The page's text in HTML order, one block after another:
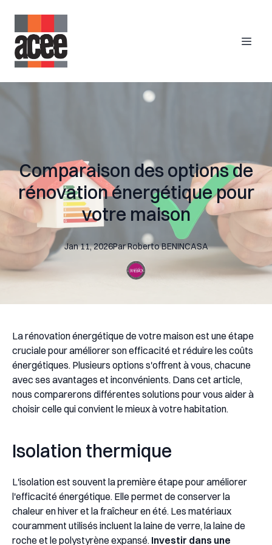
Comparaison des options de
rénovation énergétique pour
votre maison
Jan 11, 2026ParRobertoBENINCASA
La rénovation énergétique de votre maison est une étape
cruciale pour améliorer son efficacité et réduire les coûts
énergétiques. Plusieurs options s'offrent à vous, chacune
avec ses avantages et inconvénients. Dans cet article,
nous comparerons différentes solutions pour vous aider à
choisir celle qui convient le mieux à votre habitation.
Isolation thermique
L'isolation est souvent la première étape pour améliorer
l'efficacité énergétique. Elle permet de conserver la
chaleur en hiver et la fraîcheur en été. Les matériaux
couramment utilisés incluent la laine de verre, la laine de
roche et le polystyrène expansé. Investir dans une